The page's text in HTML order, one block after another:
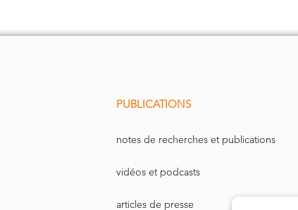
PUBLICATIONS
notes de recherches et publications
vidéos et podcasts
articles de presse